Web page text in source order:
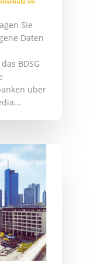
Sie
Daten
BDSG
über